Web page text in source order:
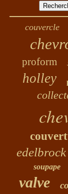
couvercle
proform
holley
edelbrock
soupape
valve